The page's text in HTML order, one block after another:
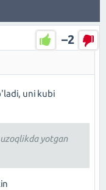
–2
uni kubi
yotgan